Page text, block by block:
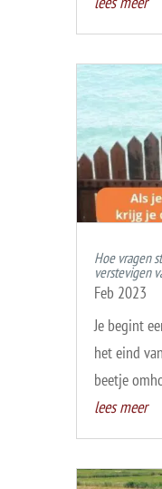
Hoe vragen
verstevigen
Feb 2023
Je begint
het eind
beetje
lees meer